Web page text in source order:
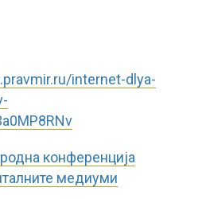
internet-dlya-
конференција
медиуми